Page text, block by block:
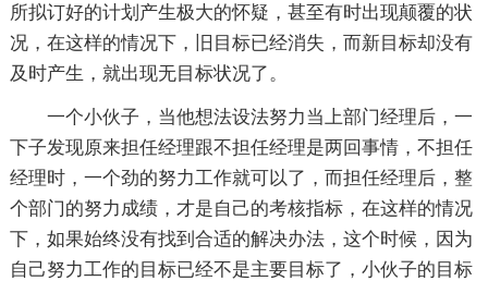
所拟订好的计划产生极大的怀疑，甚至有时出现颠覆的状
况，在这样的情况下，旧目标已经消失，而新目标却没有
及时产生，就出现无目标状况了。
一个小伙子，当他想法设法努力当上部门经理后，一
下子发现原来担任经理跟不担任经理是两回事情，不担任
经理时，一个劲的努力工作就可以了，而担任经理后，整
个部门的努力成绩，才是自己的考核指标，在这样的情况
下，如果始终没有找到合适的解决办法，这个时候，因为
自己努力工作的目标已经不是主要目标了，小伙子的目标